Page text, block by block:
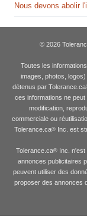
Nous devons abolir
© 2026
Toutes les
images, photos,
détenus par Tolerance.ca
ces informations ne
modification,
commerciale ou
Tolerance.ca® Inc. est
Tolerance.ca® Inc.
annonces publicitaires
peuvent utiliser des
proposer des annonces